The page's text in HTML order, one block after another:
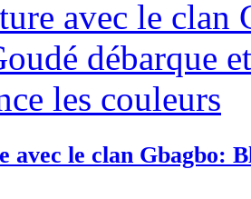
avec le clan Gbagbo: